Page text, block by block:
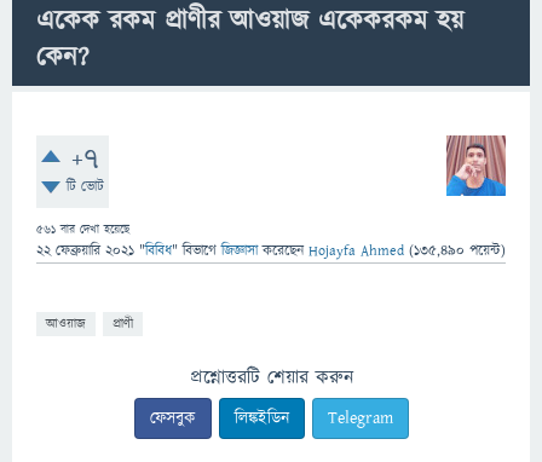
একেক রকম প্রাণীর আওয়াজ একেকরকম হয়
কেন?
+7
টি ভোট
561 বার দেখা হয়েছে
22 ফেব্রুয়ারি 2021 "বিবিধ" বিভাগে জিজ্ঞাসাকরেছেনHojayfa Ahmed (135,490 পয়েন্ট)
আওয়াজ প্রাণী
প্রশ্নোত্তরটি শেয়ার করুন
ফেসবুক লিঙ্কইডিন Telegram